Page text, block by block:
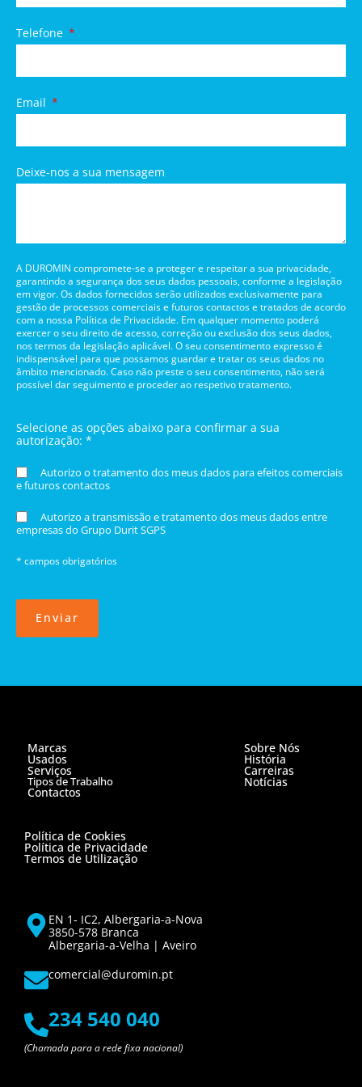
Telefone
Email
Deixe-nos a sua mensagem
A DUROMIN compromete-se a proteger e respeitar a sua privacidade,
garantindo a segurança dos seus dados pessoais, conforme a legislação
em vigor. Os dados fornecidos serão utilizados exclusivamente para
gestão de processos comerciais e futuros contactos e tratados de acordo
com a nossa Política de Privacidade. Em qualquer momento poderá
exercer o seu direito de acesso, correção ou exclusão dos seus dados,
nos termos da legislação aplicável. O seu consentimento expresso é
indispensável para que possamos guardar e tratar os seus dados no
âmbito mencionado. Caso não preste o seu consentimento, não será
possível dar seguimento e proceder ao respetivo tratamento.
Selecione as opções abaixo para confirmar a sua
autorização: *
Autorizo o tratamento dos meus dados para efeitos comerciais
e futuros contactos
Autorizo a transmissão e tratamento dos meus dados entre
empresas do Grupo Durit SGPS
* campos obrigatórios
Enviar
Marcas
Usados
Serviços
Tipos de Trabalho
Contactos
Sobre Nós
História
Carreiras
Notícias
Política de Cookies
Política de Privacidade
Termos de Utilização
EN 1- IC2, Albergaria-a-Nova
3850-578 Branca
Albergaria-a-Velha | Aveiro
comercial@duromin.pt
234 540 040
(Chamada para a rede fixa nacional)